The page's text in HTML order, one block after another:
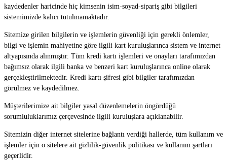
kaydedenler haricinde hiç kimsenin isim-soyad-sipariş gibi bilgileri
sistemimizde kalıcı tutulmamaktadır.
Sitemize girilen bilgilerin ve işlemlerin güvenliği için gerekli önlemler,
bilgi ve işlemin mahiyetine göre ilgili kart kuruluşlarınca sistem ve internet
altyapısında alınmıştır. Tüm kredi kartı işlemleri ve onayları tarafımızdan
bağımsız olarak ilgili banka ve benzeri kart kuruluşlarınca online olarak
gerçekleştirilmektedir. Kredi kartı şifresi gibi bilgiler tarafımızdan
görülmez ve kaydedilmez.
Müşterilerimize ait bilgiler yasal düzenlemelerin öngördüğü
sorumluluklarımız çerçevesinde ilgili kuruluşlara açıklanabilir.
Sitemizin diğer internet sitelerine bağlantı verdiği hallerde, tüm kullanım ve
işlemler için o sitelere ait gizlilik-güvenlik politikası ve kullanım şartları
geçerlidir.